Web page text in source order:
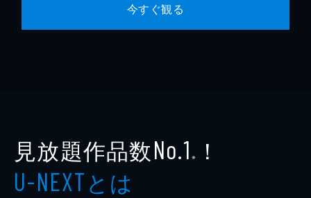
今すぐ観る
見放題作品数No.1 ※ ！
U-NEXTとは